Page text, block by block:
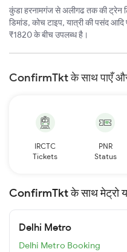
कुंडा हरनामगंज से अलीगढ तक की ट्रेन
डिमांड, कोच टाइप, यात्री की पसंद
₹1820 के बीच उपलब्ध है।
ConfirmTkt के साथ पाएँ
IRCTC
Tickets
PNR
Status
ConfirmTkt के साथ मेट्रो
Delhi Metro
Delhi Metro Booking